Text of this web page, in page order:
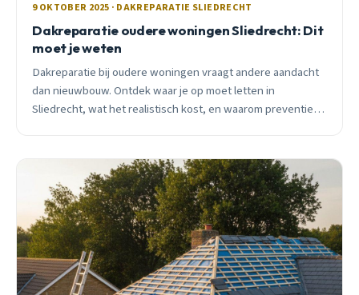
9 OKTOBER 2025 · DAKREPARATIE SLIEDRECHT
Dakreparatie oudere woningen Sliedrecht: Dit
moet je weten
Dakreparatie bij oudere woningen vraagt andere aandacht
dan nieuwbouw. Ontdek waar je op moet letten in
Sliedrecht, wat het realistisch kost, en waarom preventief